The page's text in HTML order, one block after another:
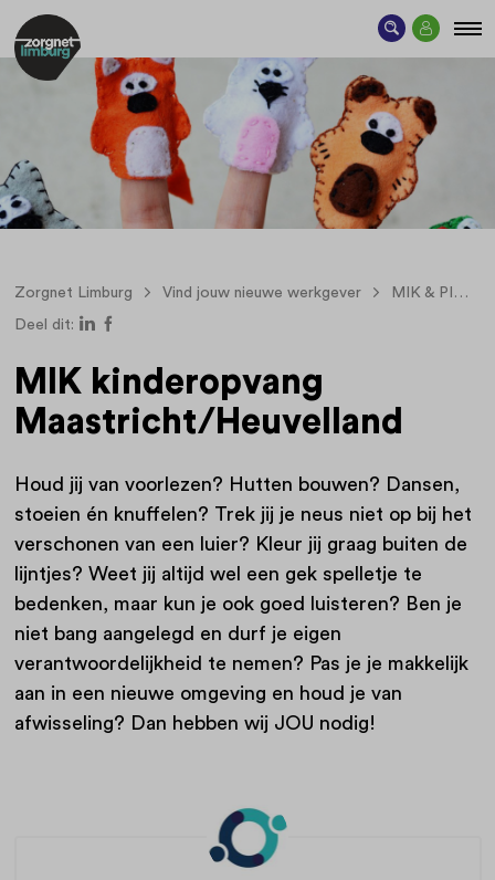
Zorgnet Limburg Vind jouw nieuwe werkgever MIK & PIW Groep
Deel dit:
MIK kinderopvang
Maastricht/Heuvelland
Houd jij van voorlezen? Hutten bouwen? Dansen,
stoeien én knuffelen? Trek jij je neus niet op bij het
verschonen van een luier? Kleur jij graag buiten de
lijntjes? Weet jij altijd wel een gek spelletje te
bedenken, maar kun je ook goed luisteren? Ben je
niet bang aangelegd en durf je eigen
verantwoordelijkheid te nemen? Pas je je makkelijk
aan in een nieuwe omgeving en houd je van
afwisseling? Dan hebben wij JOU nodig!